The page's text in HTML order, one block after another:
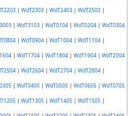
| WdT2303| WdT2403| WdT2503|
| WdT3103| WdT0104| WdT0204| WdT0304
| WdT0904| WdT1004| WdT1104|
| WdT1704| WdT1804| WdT1904| WdT2004
| WdT2604| WdT2704| WdT2804|
| WdT0405| WdT0505| WdT0605| WdT0705
| WdT1305| WdT1405| WdT1505|